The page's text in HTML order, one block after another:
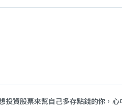
資股票來幫自己多存點錢的你，心